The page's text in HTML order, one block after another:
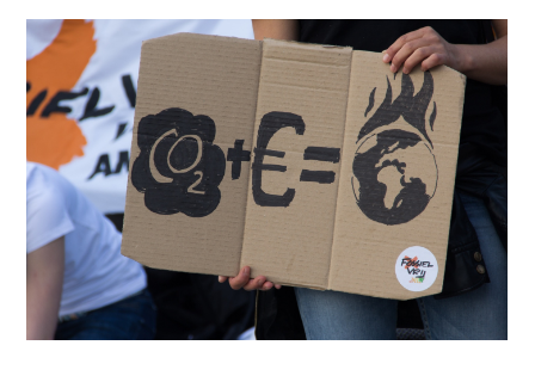
Studium Generale
Home
Agenda
Video